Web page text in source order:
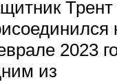
2023
из